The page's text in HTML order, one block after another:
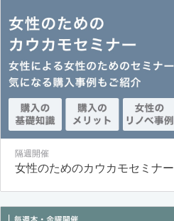
隔週開催
女性のためのカウカモセミナー